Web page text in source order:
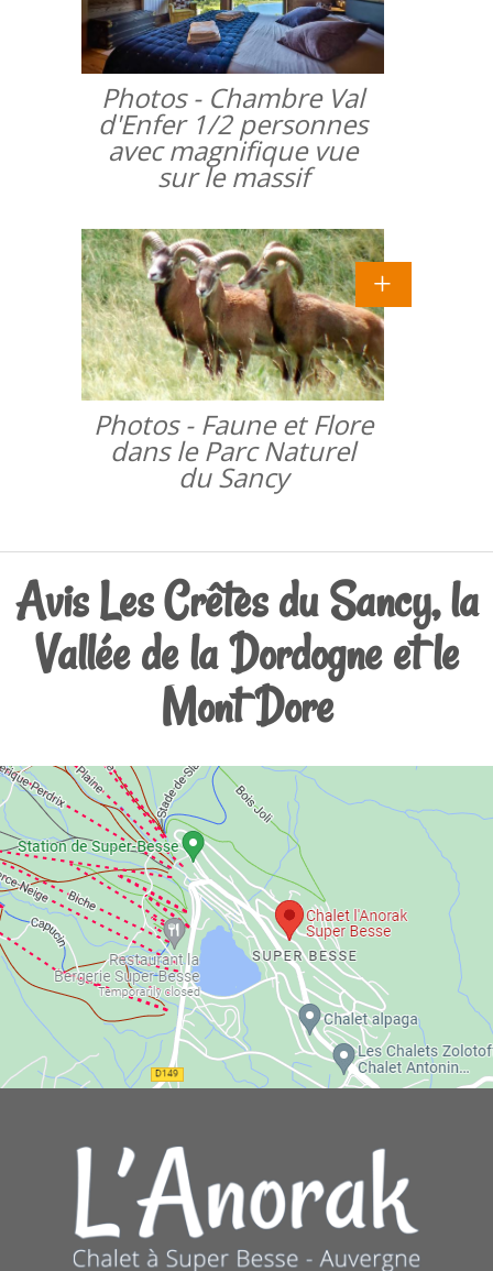
Photos - Chambre Val
d'Enfer 1/2 personnes
avec magnifique vue
sur le massif
Photos - Faune et Flore
dans le Parc Naturel
du Sancy
Avis Les Crêtes du Sancy, la
Vallée de la Dordogne et le
Mont Dore